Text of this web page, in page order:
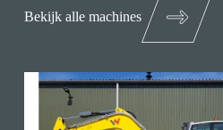
Bekijk alle machines